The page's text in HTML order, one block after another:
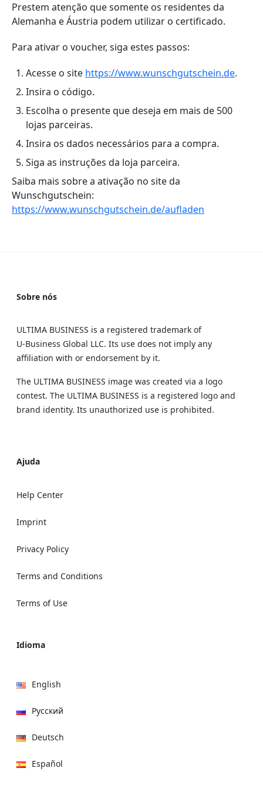
Prestem atenção que somente os residentes da
Alemanha e Áustria podem utilizar o certificado.
Para ativar o voucher, siga estes passos:
Acesse o site https://www.wunschgutschein.de.
Insira o código.
Escolha o presente que deseja em mais de 500
lojas parceiras.
Insira os dados necessários para a compra.
Siga as instruções da loja parceira.
Saiba mais sobre a ativação no site da
Wunschgutschein:
https://www.wunschgutschein.de/aufladen
Sobre nós
ULTIMA BUSINESS is a registered trademark of
U‑Business Global LLC. Its use does not imply any
affiliation with or endorsement by it.
The ULTIMA BUSINESS image was created via a logo
contest. The ULTIMA BUSINESS is a registered logo and
brand identity. Its unauthorized use is prohibited.
Ajuda
Help Center
Imprint
Privacy Policy
Terms and Conditions
Terms of Use
Idioma
English
Русский
Deutsch
Español